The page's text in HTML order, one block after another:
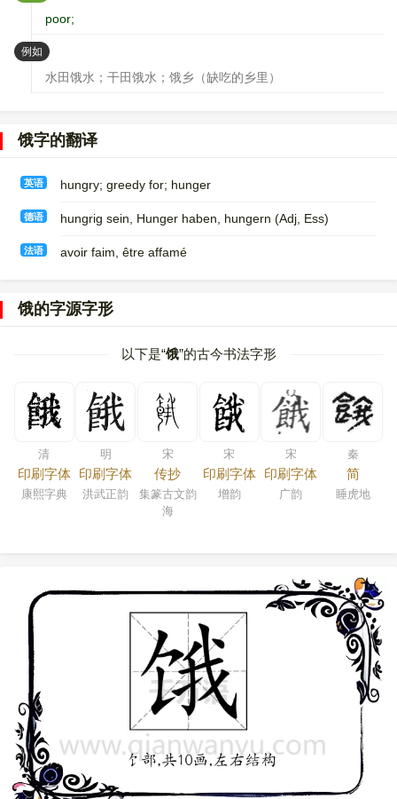
poor;
例如 ：
水田饿水；干田饿水；饿乡（缺吃的乡里）
饿字的翻译
英语 hungry; greedy for; hunger
德语 hungrig sein, Hunger haben, hungern (Adj, Ess)
法语 avoir faim, être affamé
饿的字源字形
以下是“饿”的古今书法字形
清
印刷字体
康熙字典
明
印刷字体
洪武正韵
宋
传抄
集篆古文韵
海
宋
印刷字体
增韵
宋
印刷字体
广韵
秦
简
睡虎地